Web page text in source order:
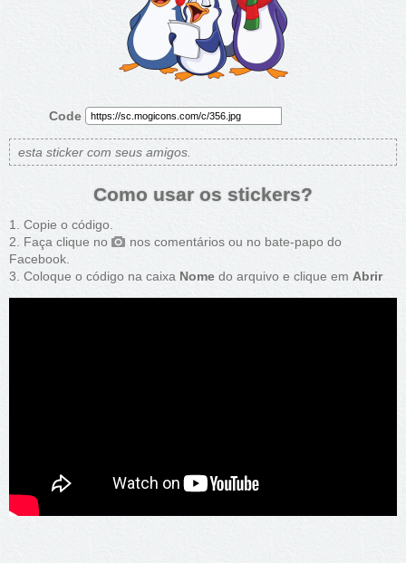
Code
esta sticker com seus amigos.
Como usar os stickers?
Copie o código.
Faça clique no
nos comentários ou no bate-papo do
Facebook.
Coloque o código na caixa Nome do arquivo e clique em Abrir